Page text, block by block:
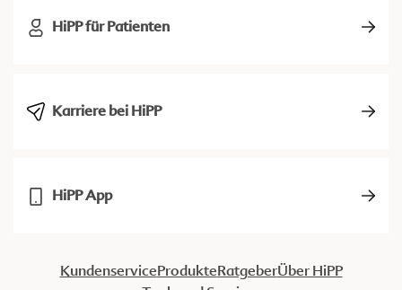
HiPP für Patienten
Karriere bei HiPP
HiPP App
KundenserviceProdukteRatgeberÜber HiPP